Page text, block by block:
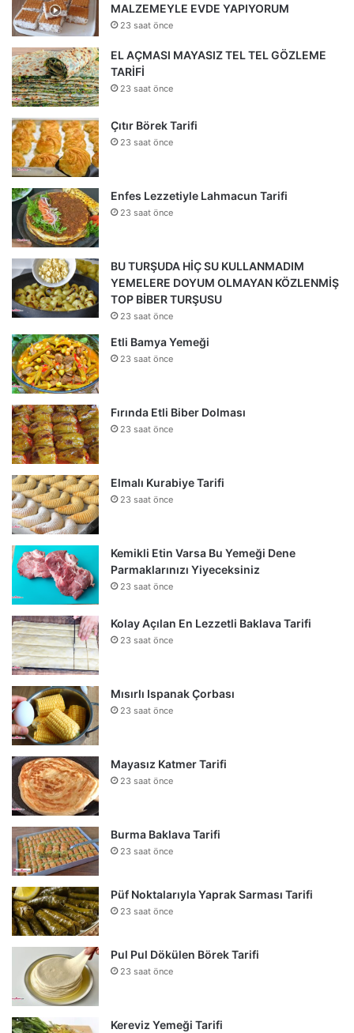
MALZEMEYLE EVDE YAPIYORUM
23 saat önce
EL AÇMASI MAYASIZ TEL TEL GÖZLEME
TARİFİ
23 saat önce
Çıtır Börek Tarifi
23 saat önce
Enfes Lezzetiyle Lahmacun Tarifi
23 saat önce
BU TURŞUDA HİÇ SU KULLANMADIM
YEMELERE DOYUM OLMAYAN KÖZLENMİŞ
TOP BİBER TURŞUSU
23 saat önce
Etli Bamya Yemeği
23 saat önce
Fırında Etli Biber Dolması
23 saat önce
Elmalı Kurabiye Tarifi
23 saat önce
Kemikli Etin Varsa Bu Yemeği Dene
Parmaklarınızı Yiyeceksiniz
23 saat önce
Kolay Açılan En Lezzetli Baklava Tarifi
23 saat önce
Mısırlı Ispanak Çorbası
23 saat önce
Mayasız Katmer Tarifi
23 saat önce
Burma Baklava Tarifi
23 saat önce
Püf Noktalarıyla Yaprak Sarması Tarifi
23 saat önce
Pul Pul Dökülen Börek Tarifi
23 saat önce
Kereviz Yemeği Tarifi